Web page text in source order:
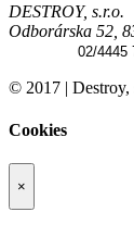
DESTROY, s.r.o.
Odborárska 52,
02/4445
© 2017 | Destroy,
Cookies
×